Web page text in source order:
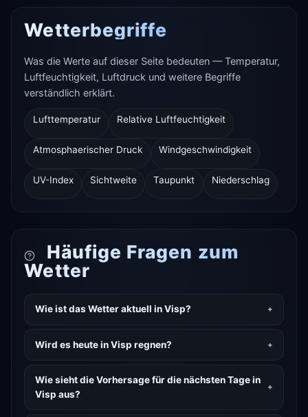
Wetterbegriffe
Was die Werte auf dieser Seite bedeuten — Temperatur,
Luftfeuchtigkeit, Luftdruck und weitere Begriffe
verständlich erklärt.
Lufttemperatur Relative Luftfeuchtigkeit
Atmosphaerischer Druck Windgeschwindigkeit
UV-Index Sichtweite Taupunkt Niederschlag
Häufige Fragen zum
Wetter
Wie ist das Wetter aktuell in Visp?
Wird es heute in Visp regnen?
Wie sieht die Vorhersage für die nächsten Tage in
Visp aus?